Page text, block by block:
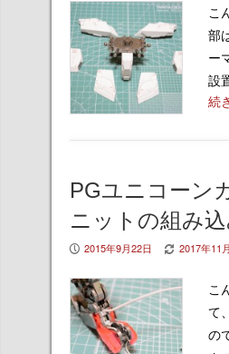
こ
部
ー
設
続
PGユニコーン
ニットの組み
P 2015年9月22日 V 2017年11
こ
て
の